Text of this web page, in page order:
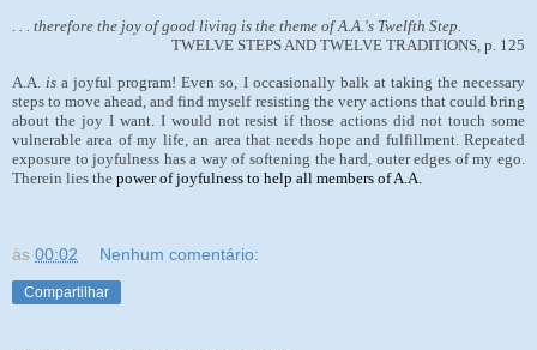
. . . therefore the joy of good living is the theme of A.A.'s Twelfth Step.
TWELVE STEPS AND TWELVE TRADITIONS, p. 125
A.A.isa joyful program! Even so, I occasionally balk at taking the necessary
steps to move ahead, and find myself resisting the very actions that could bring
about the joy I want. I would not resist if those actions did not touch some
vulnerable area of my life, an area that needs hope and fulfillment. Repeated
exposure to joyfulness has a way of softening the hard, outer edges of my ego.
Therein lies the power of joyfulness to help all members of A.A.
às 00:02 Nenhum comentário:
Compartilhar